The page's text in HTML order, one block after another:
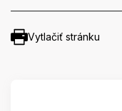
Vytlačiť stránku